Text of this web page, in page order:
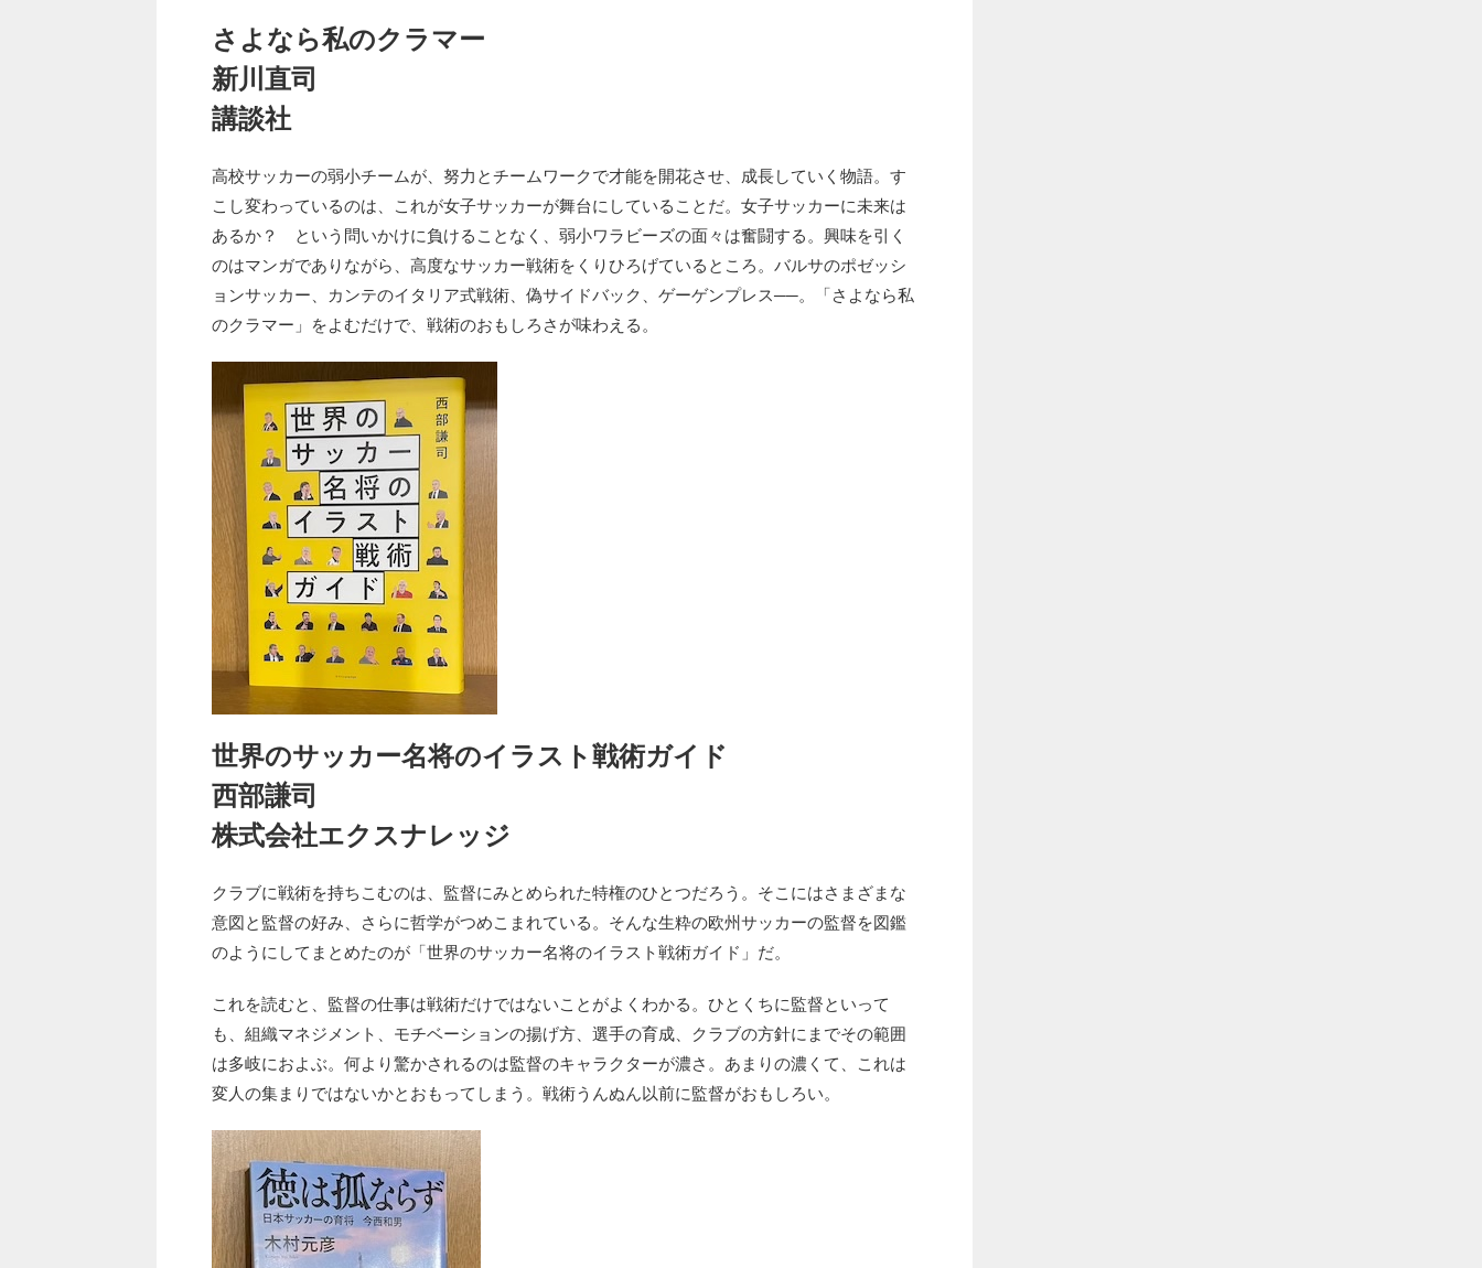
さよなら私のクラマー
新川直司
講談社
高校サッカーの弱小チームが、努力とチームワークで才能を開花させ、成長していく物語。す
こし変わっているのは、これが女子サッカーが舞台にしていることだ。女子サッカーに未来は
あるか？ という問いかけに負けることなく、弱小ワラビーズの面々は奮闘する。興味を引く
のはマンガでありながら、高度なサッカー戦術をくりひろげているところ。バルサのポゼッシ
ョンサッカー、カンテのイタリア式戦術、偽サイドバック、ゲーゲンプレス──。「さよなら私
のクラマー」をよむだけで、戦術のおもしろさが味わえる。
世界のサッカー名将のイラスト戦術ガイド
西部謙司
株式会社エクスナレッジ
クラブに戦術を持ちこむのは、監督にみとめられた特権のひとつだろう。そこにはさまざまな
意図と監督の好み、さらに哲学がつめこまれている。そんな生粋の欧州サッカーの監督を図鑑
のようにしてまとめたのが「世界のサッカー名将のイラスト戦術ガイド」だ。
これを読むと、監督の仕事は戦術だけではないことがよくわかる。ひとくちに監督といって
も、組織マネジメント、モチベーションの揚げ方、選手の育成、クラブの方針にまでその範囲
は多岐におよぶ。何より驚かされるのは監督のキャラクターが濃さ。あまりの濃くて、これは
変人の集まりではないかとおもってしまう。戦術うんぬん以前に監督がおもしろい。